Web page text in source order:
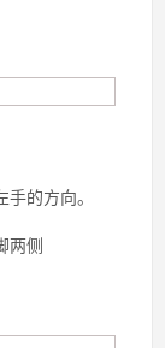
的方向。
两侧